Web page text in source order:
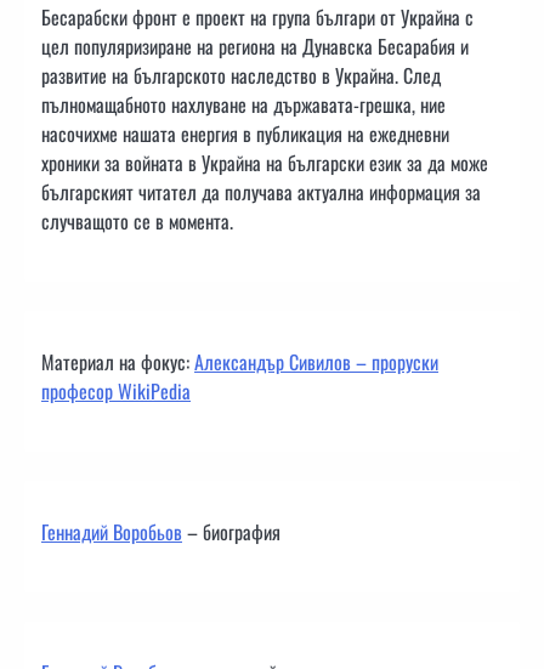
Бесарабски фронт е проект на група българи от Украйна с
цел популяризиране на региона на Дунавска Бесарабия и
развитие на българското наследство в Украйна. След
пълномащабното нахлуване на държавата-грешка, ние
насочихме нашата енергия в публикация на ежедневни
хроники за войната в Украйна на български език за да може
българският читател да получава актуална информация за
случващото се в момента.
Материал на фокус:Александър Сивилов – проруски
професор WikiPedia
Геннадий Воробьов– биография